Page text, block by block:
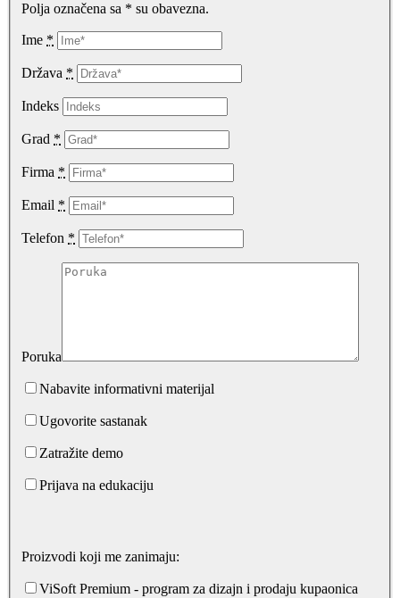
Polja označena sa * su obavezna.
Ime *
Država *
Indeks
Grad *
Firma *
Email *
Telefon *
Poruka
Nabavite informativni materijal
Ugovorite sastanak
Zatražite demo
Prijava na edukaciju
Proizvodi koji me zanimaju:
ViSoft Premium - program za dizajn i prodaju kupaonica